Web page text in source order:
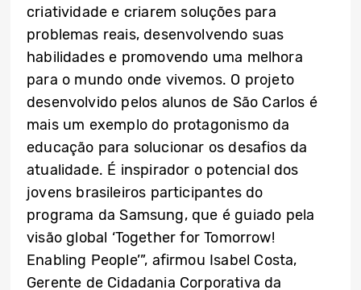
criatividade e criarem soluções para
problemas reais, desenvolvendo suas
habilidades e promovendo uma melhora
para o mundo onde vivemos. O projeto
desenvolvido pelos alunos de São Carlos é
mais um exemplo do protagonismo da
educação para solucionar os desafios da
atualidade. É inspirador o potencial dos
jovens brasileiros participantes do
programa da Samsung, que é guiado pela
visão global ‘Together for Tomorrow!
Enabling People’”, afirmou Isabel Costa,
Gerente de Cidadania Corporativa da